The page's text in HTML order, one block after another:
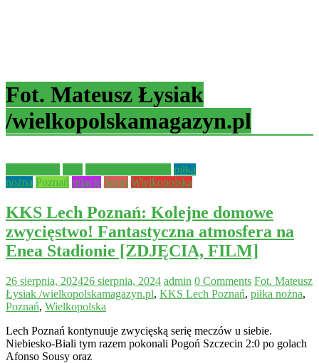
Fot. Mateusz Łysiak
/wielkopolskamagazyn.pl
piłka
nożna Poznań relacje Sport Wielkopolska
KKS Lech Poznań: Kolejne domowe
zwycięstwo! Fantastyczna atmosfera na
Enea Stadionie [ZDJĘCIA, FILM]
26 sierpnia, 202426 sierpnia, 2024 admin 0 Comments Fot. Mateusz
Łysiak /wielkopolskamagazyn.pl, KKS Lech Poznań, piłka nożna,
Poznań, Wielkopolska
Lech Poznań kontynuuje zwycięską serię meczów u siebie.
Niebiesko-Biali tym razem pokonali Pogoń Szczecin 2:0 po golach
Afonso Sousy oraz